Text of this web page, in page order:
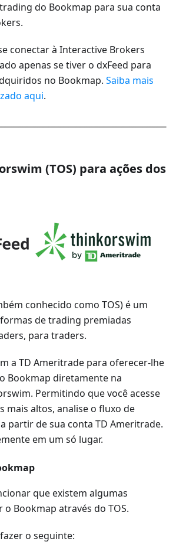
do Bookmap para sua conta
conectar à Interactive Brokers
apenas se tiver o dxFeed para
no Bookmap. Saiba mais
aqui.
(TOS) para ações dos
conhecido como TOS) é um
de trading premiadas
para traders.
a TD Ameritrade para oferecer-lhe
Bookmap diretamente na
Permitindo que você acesse
mais altos, analise o fluxo de
partir de sua conta TD Ameritrade.
em um só lugar.
que existem algumas
o Bookmap através do TOS.
o seguinte: